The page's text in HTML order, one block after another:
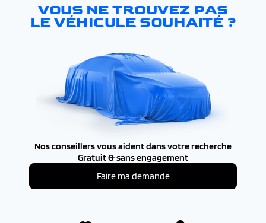
VOUS NE TROUVEZ PAS
LE VÉHICULE SOUHAITÉ ?
Nos conseillers vous aident dans votre recherche
Gratuit & sans engagement
Faire ma demande